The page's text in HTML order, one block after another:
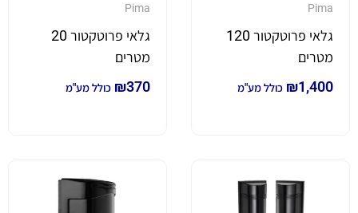
Pima
גלאי פרוטקטור 120
מטרים
₪1,400 כולל מע"מ
Pima
גלאי פרוטקטור 20
מטרים
₪370 כולל מע"מ